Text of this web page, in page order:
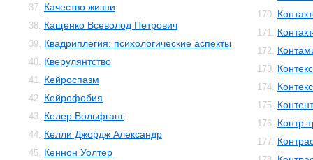
37. Качество жизни
38. Кащенко Всеволод Петрович
39. Квадриплегия: психологические аспекты
40. Кверулянтство
41. Кейроспазм
42. Кейрофобия
43. Келер Вольфганг
44. Келли Джордж Александр
45. Кеннон Уолтер
170.
171.
172.
173.
174.
175.
176. Контр-
177.